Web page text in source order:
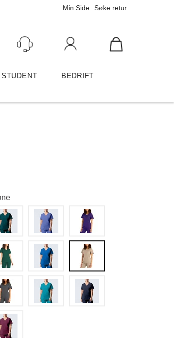
Søke retur
Min Side
STUDENT
BEDRIFT